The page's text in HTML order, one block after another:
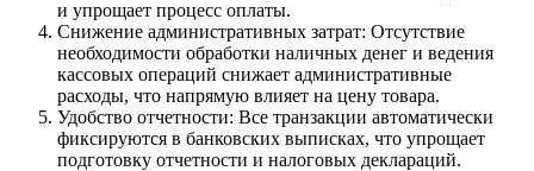
и упрощает процесс оплаты.
Снижение административных затрат: Отсутствие
необходимости обработки наличных денег и ведения
кассовых операций снижает административные
расходы, что напрямую влияет на цену товара.
Удобство отчетности: Все транзакции автоматически
фиксируются в банковских выписках, что упрощает
подготовку отчетности и налоговых деклараций.